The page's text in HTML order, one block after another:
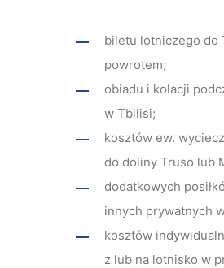
biletu lotniczego do
powrotem;
obiadu i kolacji
w Tbilisi;
kosztów ew.
do doliny Truso lub
dodatkowych
innych prywatnych
kosztów
z lub na lotnisko w